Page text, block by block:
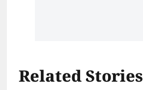
Related Stories